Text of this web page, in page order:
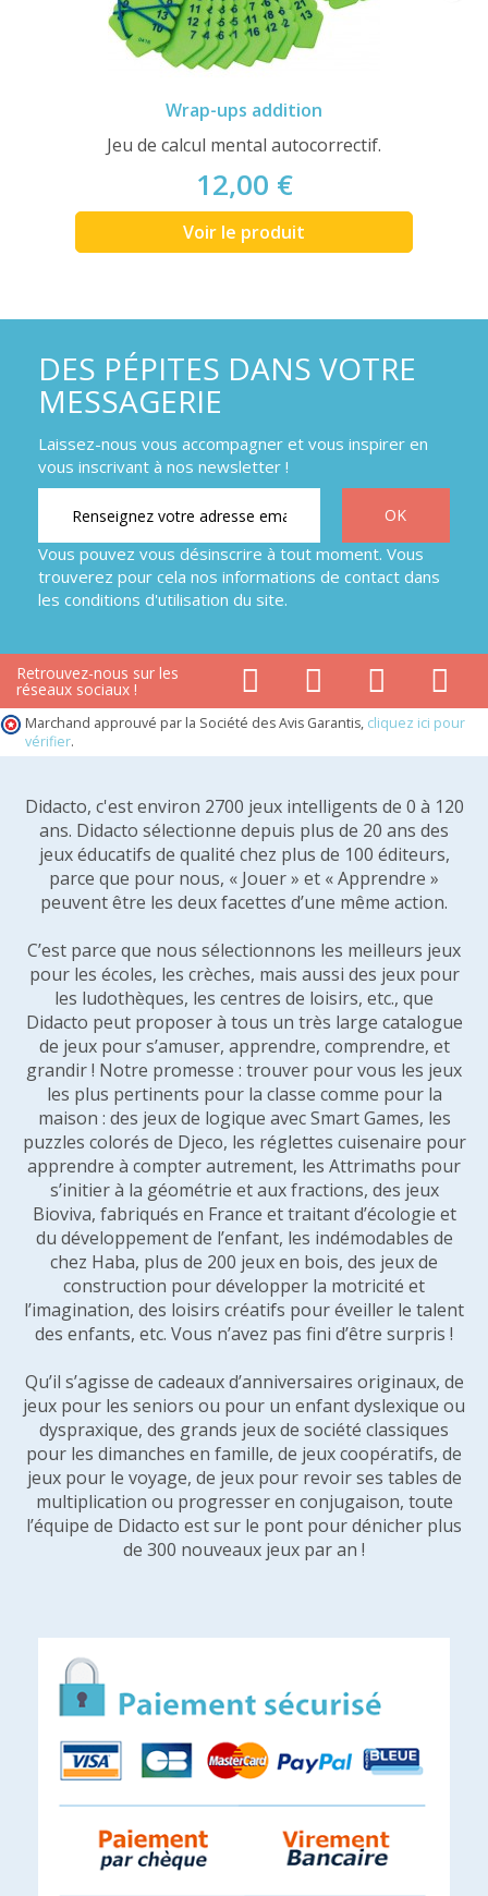
Wrap-ups addition
Jeu de calcul mental autocorrectif.
12,00 €
Voir le produit
DES PÉPITES DANS VOTRE
MESSAGERIE
Laissez-nous vous accompagner et vous inspirer en
vous inscrivant à nos newsletter !
Vous pouvez vous désinscrire à tout moment. Vous
trouverez pour cela nos informations de contact dans
les conditions d'utilisation du site.
Retrouvez-nous sur les
réseaux sociaux !
Marchand approuvé par la Société des Avis Garantis, cliquez ici pour
vérifier.
Didacto, c'est environ 2700 jeux intelligents de 0 à 120
ans. Didacto sélectionne depuis plus de 20 ans des
jeux éducatifs de qualité chez plus de 100 éditeurs,
parce que pour nous, « Jouer » et « Apprendre »
peuvent être les deux facettes d’une même action.
C’est parce que nous sélectionnons les meilleurs jeux
pour les écoles, les crèches, mais aussi des jeux pour
les ludothèques, les centres de loisirs, etc., que
Didacto peut proposer à tous un très large catalogue
de jeux pour s’amuser, apprendre, comprendre, et
grandir ! Notre promesse : trouver pour vous les jeux
les plus pertinents pour la classe comme pour la
maison : des jeux de logique avec Smart Games, les
puzzles colorés de Djeco, les réglettes cuisenaire pour
apprendre à compter autrement, les Attrimaths pour
s’initier à la géométrie et aux fractions, des jeux
Bioviva, fabriqués en France et traitant d’écologie et
du développement de l’enfant, les indémodables de
chez Haba, plus de 200 jeux en bois, des jeux de
construction pour développer la motricité et
l’imagination, des loisirs créatifs pour éveiller le talent
des enfants, etc. Vous n’avez pas fini d’être surpris !
Qu’il s’agisse de cadeaux d’anniversaires originaux, de
jeux pour les seniors ou pour un enfant dyslexique ou
dyspraxique, des grands jeux de société classiques
pour les dimanches en famille, de jeux coopératifs, de
jeux pour le voyage, de jeux pour revoir ses tables de
multiplication ou progresser en conjugaison, toute
l’équipe de Didacto est sur le pont pour dénicher plus
de 300 nouveaux jeux par an !